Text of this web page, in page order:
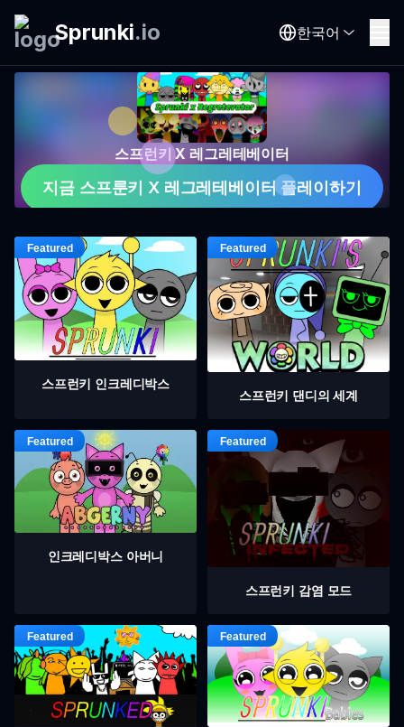
Sprunki.io 한국어
스프런키 X 레그레테베이터
지금 스프룬키 X 레그레테베이터 플레이하기
스프런키 인크레디박스
스프런키 댄디의 세계
인크레디박스 아버니
스프런키 감염 모드